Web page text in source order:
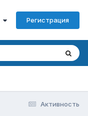
Регистрация
Активность